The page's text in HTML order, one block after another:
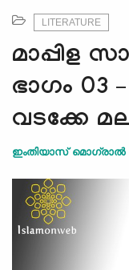
v
i
g
t
o
n
LITERATURE
മാപ്പിള
ഭാഗം 03
വടക്കേ
ഇംതിയാസ് മൊഗ്രാൽ